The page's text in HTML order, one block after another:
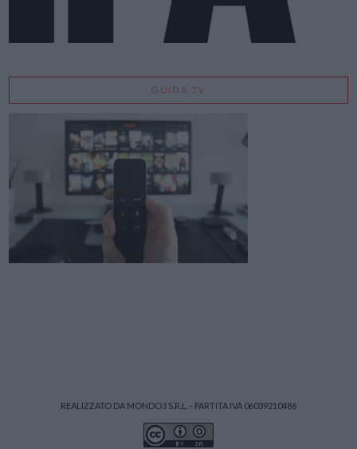
GUIDA TV
REALIZZATO DA MONDO3 S.R.L. - PARTITA IVA 06039210486